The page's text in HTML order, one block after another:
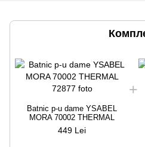
Batnic p-u dame YSABEL
MORA 70002 THERMAL
449 Lei